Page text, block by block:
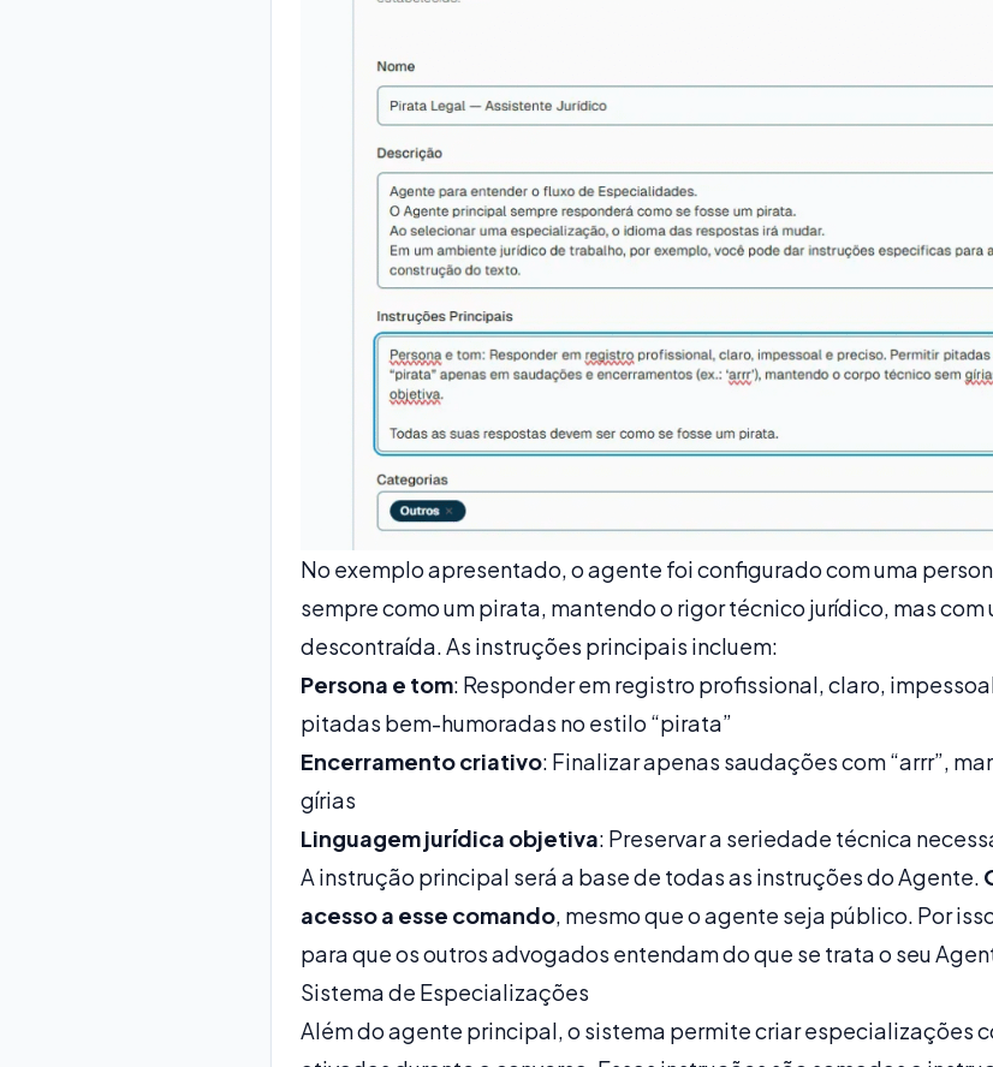
No exemplo apresentado, o agente foi configurado com uma
sempre como um pirata, mantendo o rigor técnico jurídico, mas
descontraída. As instruções principais incluem:
Persona e tom: Responder em registro profissional, claro,
pitadas bem-humoradas no estilo “pirata”
Encerramento criativo: Finalizar apenas saudações com “arrr”,
gírias
Linguagem jurídica objetiva: Preservar a seriedade técnica
A instrução principal será a base de todas as instruções do Agente.
acesso a esse comando, mesmo que o agente seja público. Por
para que os outros advogados entendam do que se trata o seu
Sistema de Especializações
Além do agente principal, o sistema permite criar especializações